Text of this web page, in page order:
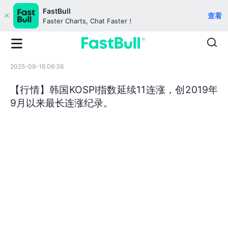
FastBull
Faster Charts, Chat Faster！
查看
2025-09-16 06:36
【行情】韩国KOSPI指数延续11连涨，创2019年
9月以来最长连涨纪录。